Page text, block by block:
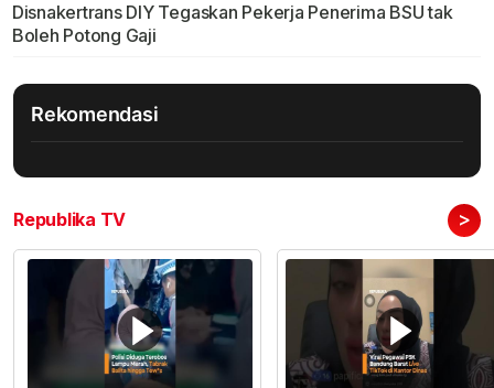
Disnakertrans DIY Tegaskan Pekerja Penerima BSU tak
Boleh Potong Gaji
Rekomendasi
Republika TV >